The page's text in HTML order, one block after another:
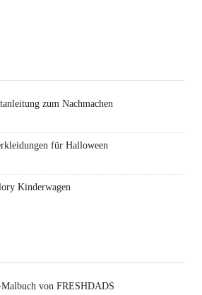
zum Nachmachen
für Halloween
Kinderwagen
Malbuch von FRESHDADS